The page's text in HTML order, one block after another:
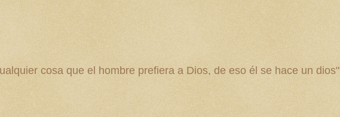
cosa que el hombre prefiera a Dios, de eso él se hace un dios"